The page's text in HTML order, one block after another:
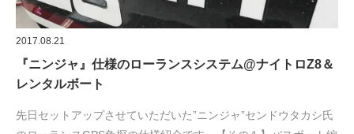
2017.08.21
『ニンジャ』仕様のローランスシステム@ナイトロZ8＆
レンタルボート
先日セットアップさせていただいた”ニンジャ”センドウタカシ氏